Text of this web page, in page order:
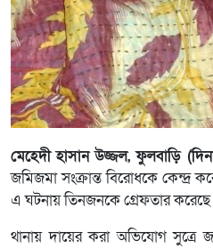
মেহেদী হাসান উজ্জল, ফুলবাড়ি
জমিজমা সংক্রান্ত বিরোধকে কেন্দ্র
এ ঘটনায় তিনজনকে গ্রেফতার করেছে
থানায় দায়ের করা অভিযোগ সুত্রে